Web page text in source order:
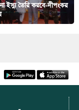
ইস্যু তৈরি করবে-দীপংকর